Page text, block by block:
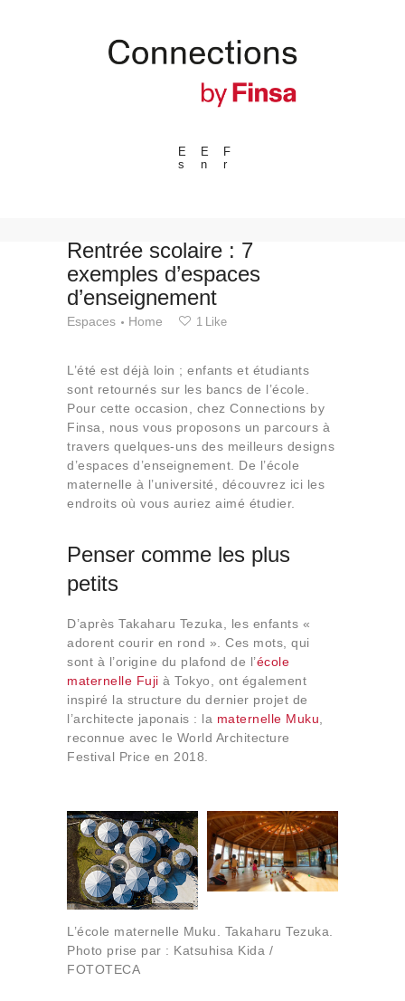
E
s
E
n
F
r
---ENLACES---
Événements
Espaces
Matériels
Technologie
Collaborations
Qui sommes-nous
Contact
Rentrée scolaire : 7
exemples d’espaces
d’enseignement
Espaces Home 1 Like
L’été est déjà loin ; enfants et étudiants
sont retournés sur les bancs de l’école.
Pour cette occasion, chez Connections by
Finsa, nous vous proposons un parcours à
travers quelques-uns des meilleurs designs
d’espaces d’enseignement. De l’école
maternelle à l’université, découvrez ici les
endroits où vous auriez aimé étudier.
Penser comme les plus
petits
D’après Takaharu Tezuka, les enfants «
adorent courir en rond ». Ces mots, qui
sont à l’origine du plafond de l’école
maternelle Fuji à Tokyo, ont également
inspiré la structure du dernier projet de
l’architecte japonais : la maternelle Muku
reconnue avec le World Architecture
Festival Price en 2018.
L’école maternelle Muku. Takaharu Tezuka.
Photo prise par : Katsuhisa Kida /
FOTOTECA